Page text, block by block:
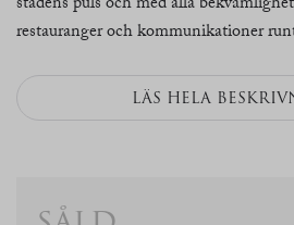
restauranger och kommunikationer
LÄS HELA